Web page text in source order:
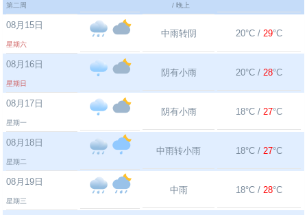
第二周 / 晚上
08月15日
星期六
中雨转阴 20°C / 29°C
08月16日
星期日
阴有小雨 20°C / 28°C
08月17日
星期一
阴有小雨 18°C / 27°C
08月18日
星期二
中雨转小雨 18°C / 27°C
08月19日
星期三
中雨 18°C / 28°C